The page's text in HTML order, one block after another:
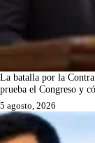
La batalla por la
prueba el Congreso y
5 agosto, 2026